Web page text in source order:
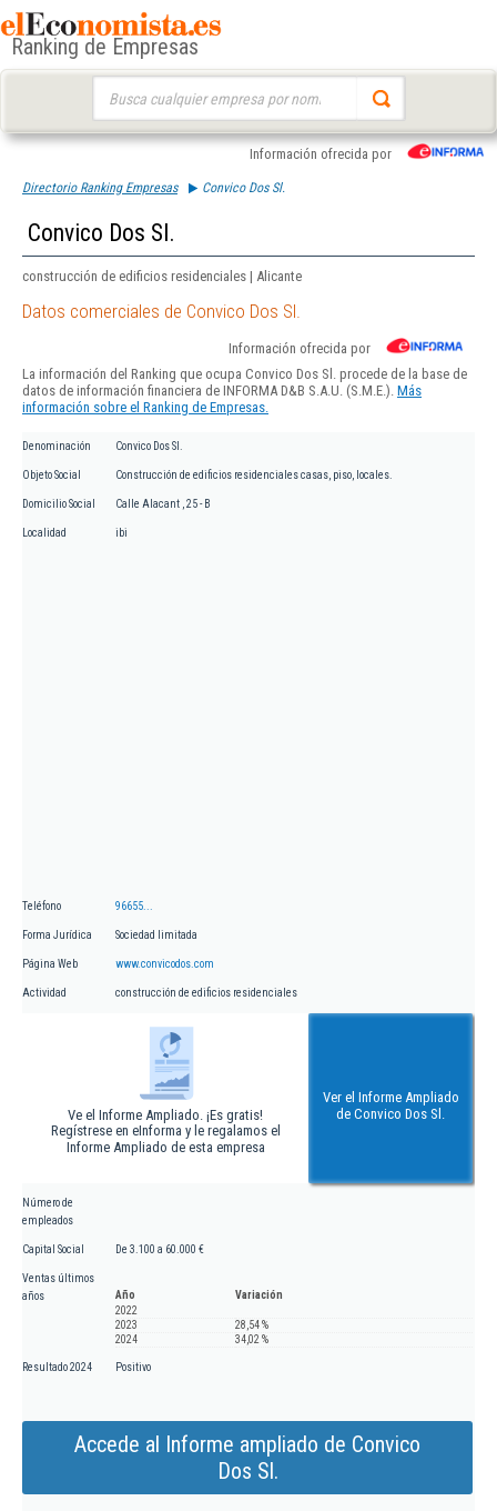
Ranking de Empresas
Información ofrecida por
Directorio Ranking Empresas Convico Dos Sl.
Convico Dos Sl.
construcción de edificios residenciales | Alicante
Datos comerciales de Convico Dos Sl.
Información ofrecida por
La información del Ranking que ocupa Convico Dos Sl. procede de la base de
datos de información financiera de INFORMA D&B S.A.U. (S.M.E.). Más
información sobre el Ranking de Empresas.
Denominación Convico Dos Sl.
Objeto Social Construcción de edificios residenciales casas, piso, locales.
Domicilio Social Calle Alacant , 25 - B
Localidad ibi
Teléfono 96655...
Forma Jurídica Sociedad limitada
Página Web www.convicodos.com
Actividad construcción de edificios residenciales
Ve el Informe Ampliado. ¡Es gratis!
Regístrese en eInforma y le regalamos el
Informe Ampliado de esta empresa
Ver el Informe Ampliado
de Convico Dos Sl.
Número de
empleados
Capital Social De 3.100 a 60.000 €
Ventas últimos
años
Año
Variación
2022
2023
28,54 %
2024
34,02 %
Resultado 2024 Positivo
Accede al Informe ampliado de Convico
Dos Sl.